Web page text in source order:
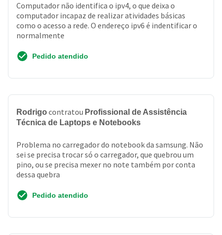
Computador não identifica o ipv4, o que deixa o
computador incapaz de realizar atividades básicas
como o acesso a rede. O endereço ipv6 é indentificar o
normalmente
Pedido atendido
Rodrigo contratou Profissional de Assistência
Técnica de Laptops e Notebooks
Problema no carregador do notebook da samsung. Não
sei se precisa trocar só o carregador, que quebrou um
pino, ou se precisa mexer no note também por conta
dessa quebra
Pedido atendido